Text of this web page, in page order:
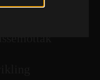
AS\VARE